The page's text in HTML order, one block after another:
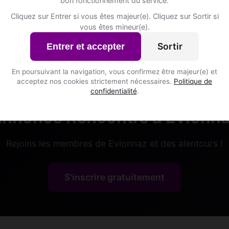
Cliquez sur Entrer si vous êtes majeur(e). Cliquez sur Sortir si
vous êtes mineur(e).
Entrer et accepter Sortir
En poursuivant la navigation, vous confirmez être majeur(e) et
acceptez nos cookies strictement nécessaires. Politique de
confidentialité.
Yacir, 34
Poissons • Chef de projet
Rencontre à
Rejoins les membres de Evionnaz et des alentours !
S'inscrire gratuitement